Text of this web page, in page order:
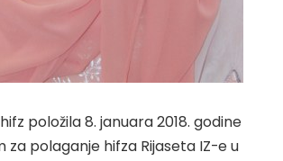
položila 8. januara 2018. godine
za polaganje hifza Rijaseta IZ-e u